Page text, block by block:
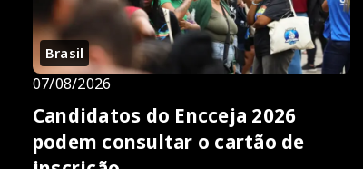
Brasil
07/08/2026
Candidatos do Encceja 2026
podem consultar o cartão de